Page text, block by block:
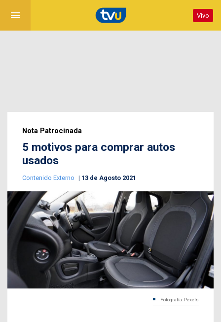
menu Vivo
Nota Patrocinada
5 motivos para comprar autos
usados
Contenido Externo 13 de Agosto 2021
Fotografía: Pexels